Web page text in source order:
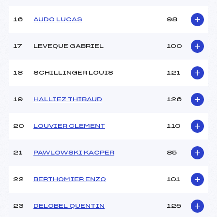
Pénalité appliquée :
87.2600
16 AUDO LUCAS 98
17 LEVEQUE GABRIEL 100
18 SCHILLINGER LOUIS 121
19 HALLIEZ THIBAUD 126
20 LOUVIER CLEMENT 110
21 PAWLOWSKI KACPER 85
22 BERTHOMIER ENZO 101
23 DELOBEL QUENTIN 125